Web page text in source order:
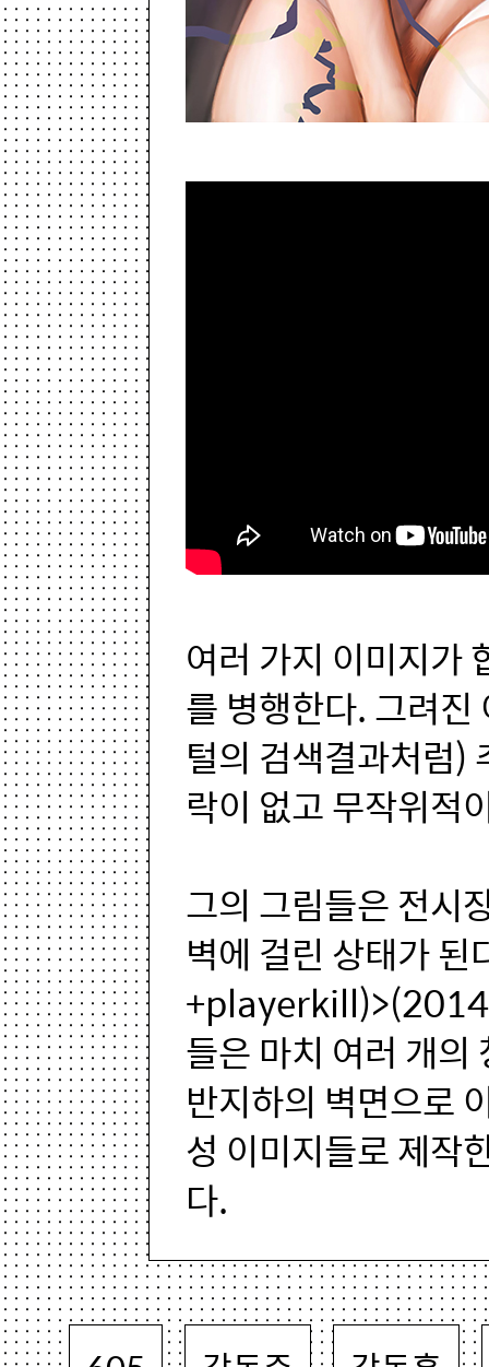
여러 가지 이미지가
를 병행한다. 그려
털의 검색결과처럼)
락이 없고 무작위적
그의 그림들은 전시
벽에 걸린 상태가
들은 마치 여러 개의
반지하의 벽면으로
성 이미지들로 제작
다.